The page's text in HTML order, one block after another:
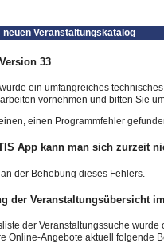
neuen Veranstaltungskatalog
33
ein umfangreiches
vornehmen und bitten Sie
einen Programmfehler
App kann man sich zurzeit
der Behebung dieses Fehlers.
der Veranstaltungsübersicht
der Veranstaltungssuche
Online-Angebote aktuell folgende